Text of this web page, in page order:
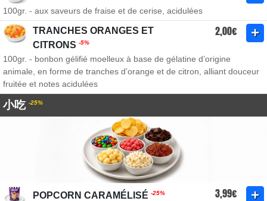
100gr. - aux saveurs de fraise et de cerise, acidulées
TRANCHES ORANGES ET
CITRONS -5%
2,00€
100gr. - bonbon gélifié moelleux à base de gélatine d’origine
animale, en forme de tranches d’orange et de citron, alliant douceur
fruitée et notes acidulées
小吃 -25%
POPCORN CARAMÉLISÉ -25% 3,99€